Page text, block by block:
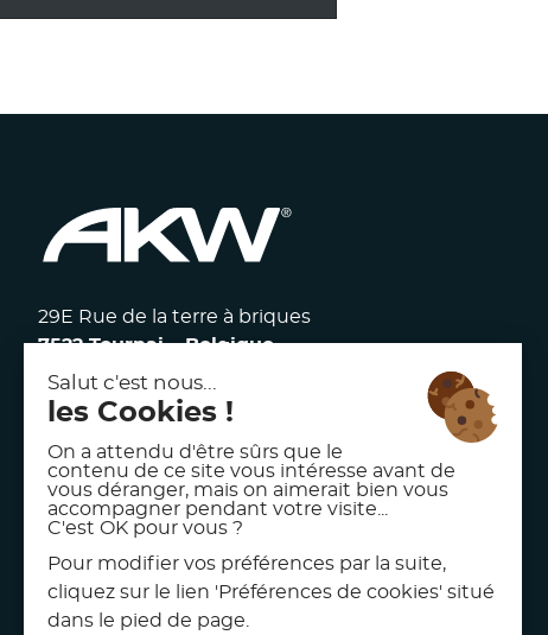
29E Rue de la terre à briques
7522 Tournai – Belgique
117 avenue Victor Hugo
92100 Boulogne Billancourt – France
facebook
linkedin
instagram